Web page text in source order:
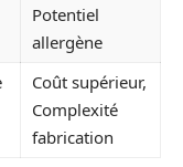
Potentiel
allergène
Coût supérieur,
Complexité
fabrication